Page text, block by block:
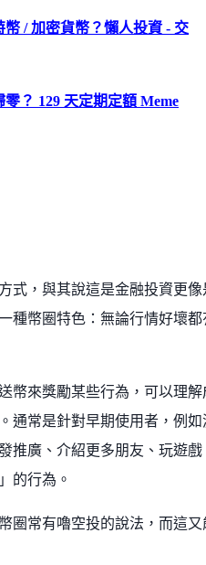
/ 加密貨幣？懶人投資 - 交
？ 129 天定期定額 Meme
式，與其說這是金融投資更像
種幣圈特色：無論行情好壞都
幣來獎勵某些行為，可以理解
通常是針對早期使用者，例如
推廣、介紹更多朋友、玩遊
的行為。
圈常有嚕空投的說法，而這又